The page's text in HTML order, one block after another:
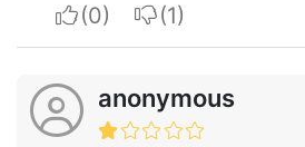
I apreciateI do not
anonymous